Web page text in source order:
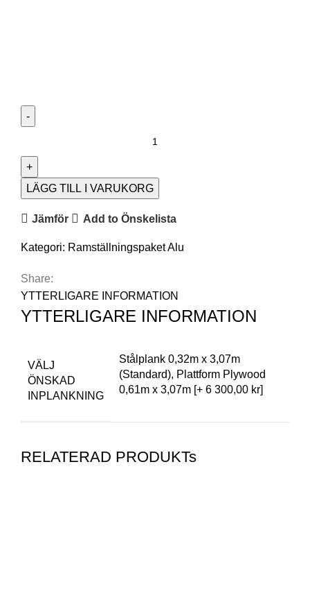
LÄGG TILL I VARUKORG
Jämför Add to Önskelista
Kategori: Ramställningspaket Alu
Share:
YTTERLIGARE INFORMATION
YTTERLIGARE INFORMATION
VÄLJ
ÖNSKAD
INPLANKNING
Stålplank 0,32m x 3,07m
(Standard), Plattform Plywood
0,61m x 3,07m [+ 6 300,00 kr]
RELATERAD PRODUKTs